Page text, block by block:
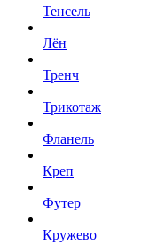
Тенсель
Лён
Тренч
Трикотаж
Фланель
Креп
Футер
Кружево